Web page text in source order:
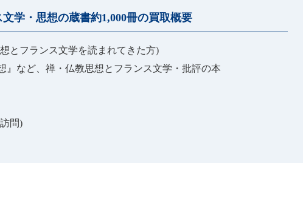
学・思想の蔵書約1,000冊の買取概要
とフランス文学を読まれてきた方)
』など、禅・仏教思想とフランス文学・批評の本
問)